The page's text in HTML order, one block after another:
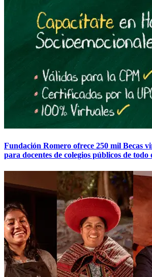
Fundación Romero ofrece 250 mil Becas
para docentes de colegios públicos de todo